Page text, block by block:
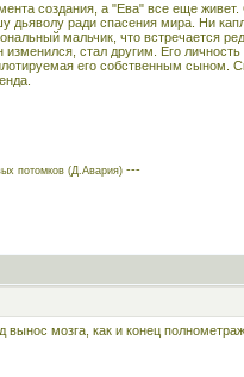
создания, а "Ева" все еще
дьяволу ради спасения мира. Ни
мальчик, что встречается
стал другим. Его
его собственным сыном.
потомков (Д.Авария) ---
вынос мозга, как и конец